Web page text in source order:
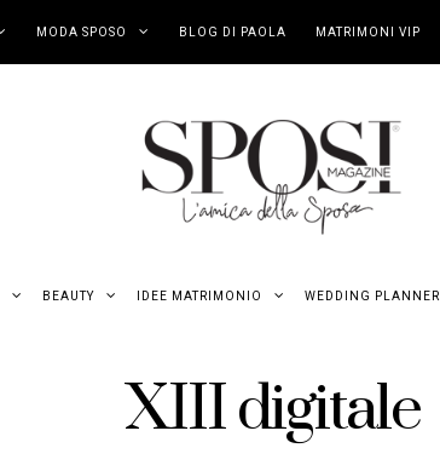
MODA SPOSO BLOG DI PAOLA MATRIMONI VIP
BEAUTY IDEE MATRIMONIO WEDDING PLANNER
XIII digitale